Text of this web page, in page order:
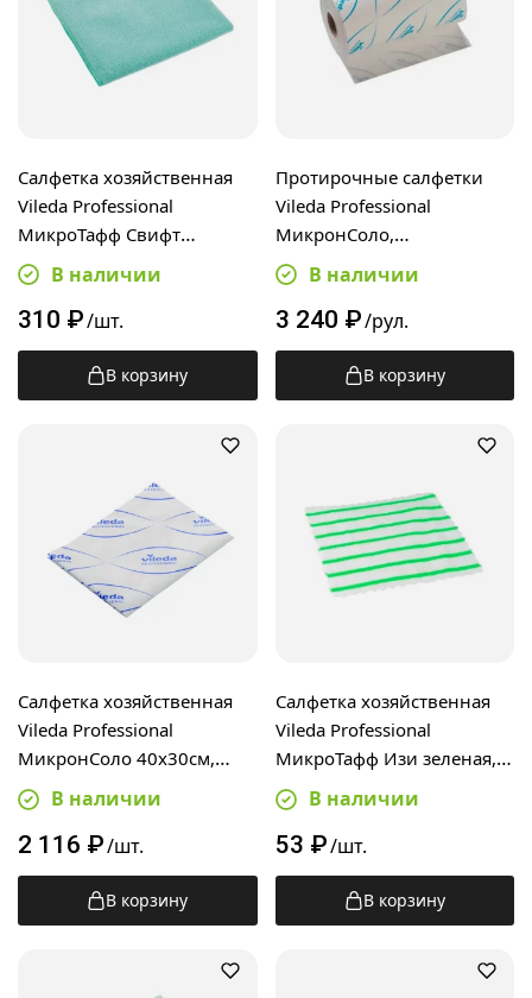
Салфетка хозяйственная
Vileda Professional
МикроТафф Свифт
38х38см, зеленая, 129156
В наличии
310 ₽/шт.
В корзину
Протирочные салфетки
Vileda Professional
МикронСоло,
180шт,32х25см, синие,
170353
В наличии
3 240 ₽/рул.
В корзину
Салфетка хозяйственная
Vileda Professional
МикронСоло 40х30см,
синяя, одноразовая,
100шт, в пачке, 160100
В наличии
2 116 ₽/шт.
В корзину
Салфетка хозяйственная
Vileda Professional
МикроТафф Изи зеленая,
30х30см,162725
В наличии
53 ₽/шт.
В корзину